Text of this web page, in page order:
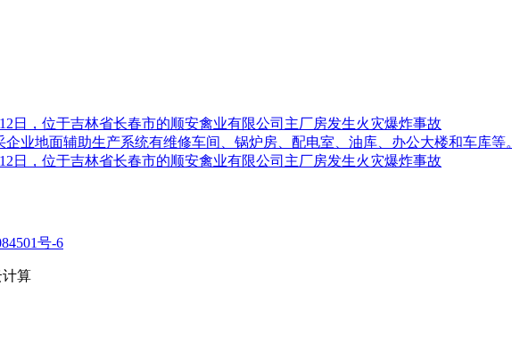
日，位于吉林省长春市的顺安禽业有限公司主厂房发生火灾爆炸事故
业地面辅助生产系统有维修车间、锅炉房、配电室、油库、办公大楼和车库等。
日，位于吉林省长春市的顺安禽业有限公司主厂房发生火灾爆炸事故
号-6
算